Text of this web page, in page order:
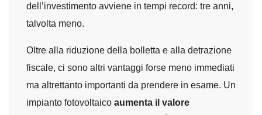
dell’investimento avviene in tempi record: tre anni,
talvolta meno.
Oltre alla riduzione della bolletta e alla detrazione
fiscale, ci sono altri vantaggi forse meno immediati
ma altrettanto importanti da prendere in esame. Un
impianto fotovoltaico aumenta il valore